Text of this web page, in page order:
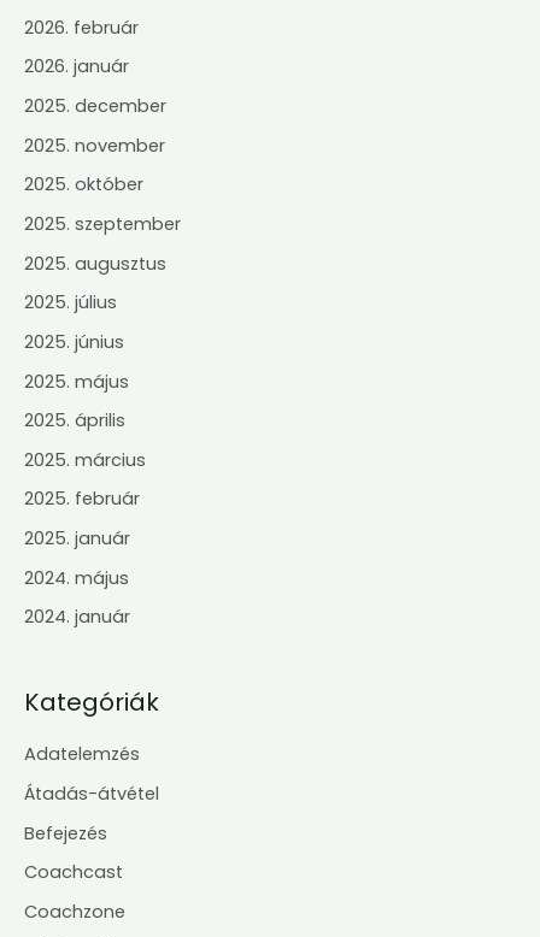
2026. február
2026. január
2025. december
2025. november
2025. október
2025. szeptember
2025. augusztus
2025. július
2025. június
2025. május
2025. április
2025. március
2025. február
2025. január
2024. május
2024. január
Kategóriák
Adatelemzés
Átadás-átvétel
Befejezés
Coachcast
Coachzone